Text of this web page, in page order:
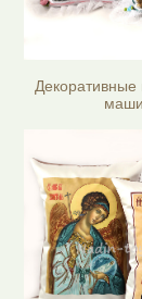
Декоративные